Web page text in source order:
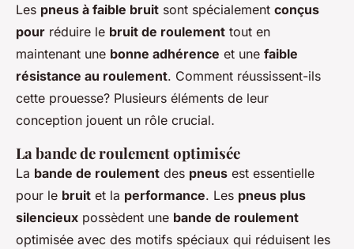
Les pneus à faible bruit sont spécialement conçus
pour réduire le bruit de roulement tout en
maintenant une bonne adhérence et une faible
résistance au roulement. Comment réussissent-ils
cette prouesse? Plusieurs éléments de leur
conception jouent un rôle crucial.
La bande de roulement optimisée
La bande de roulement des pneus est essentielle
pour le bruit et la performance. Les pneus plus
silencieux possèdent une bande de roulement
optimisée avec des motifs spéciaux qui réduisent les